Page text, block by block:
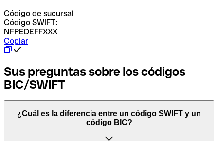
Código de sucursal
Código SWIFT:
NFPEDEFFXXX
Copiar
Sus preguntas sobre los códigos
BIC/SWIFT
¿Cuál es la diferencia entre un código SWIFT y un
código BIC?